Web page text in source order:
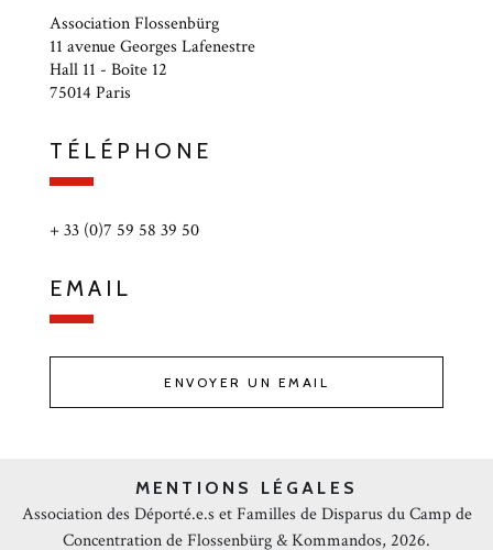
Association Flossenbürg
11 avenue Georges Lafenestre
Hall 11 - Boîte 12
75014 Paris
TÉLÉPHONE
+ 33 (0)7 59 58 39 50
EMAIL
ENVOYER UN EMAIL
MENTIONS LÉGALES
Association des Déporté.e.s et Familles de Disparus du Camp de
Concentration de Flossenbürg & Kommandos, 2026.